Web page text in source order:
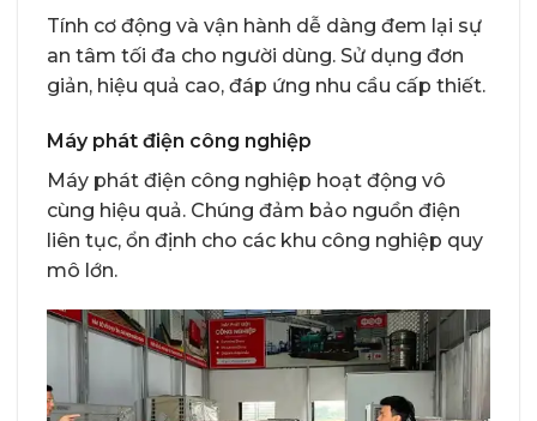
Tính cơ động và vận hành dễ dàng đem lại sự
an tâm tối đa cho người dùng. Sử dụng đơn
giản, hiệu quả cao, đáp ứng nhu cầu cấp thiết.
Máy phát điện công nghiệp
Máy phát điện công nghiệp hoạt động vô
cùng hiệu quả. Chúng đảm bảo nguồn điện
liên tục, ổn định cho các khu công nghiệp quy
mô lớn.